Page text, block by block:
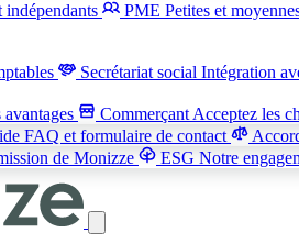
indépendants PME Petites et
Secrétariat social Intégration
Commerçant Acceptez les
FAQ et formulaire de contact
de Monizze ESG Notre